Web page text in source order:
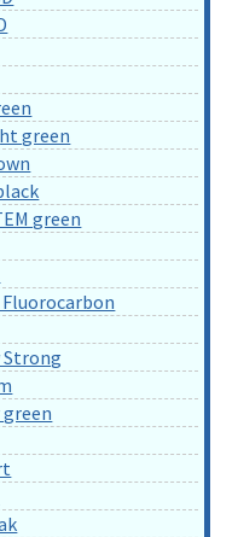
green
green
Fluorocarbon
Strong